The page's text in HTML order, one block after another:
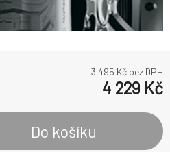
3 495 Kč bez DPH
4 229 Kč
Do košíku